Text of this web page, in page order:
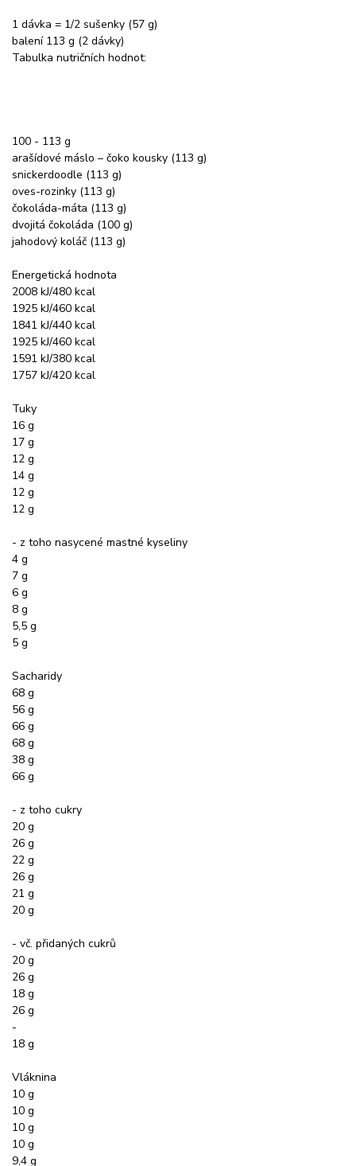
1 dávka = 1/2 sušenky (57 g)
balení 113 g (2 dávky)
Tabulka nutričních hodnot:
100 - 113 g
arašídové máslo – čoko kousky (113 g)
snickerdoodle (113 g)
oves-rozinky (113 g)
čokoláda-máta (113 g)
dvojitá čokoláda (100 g)
jahodový koláč (113 g)
Energetická hodnota
2008 kJ/480 kcal
1925 kJ/460 kcal
1841 kJ/440 kcal
1925 kJ/460 kcal
1591 kJ/380 kcal
1757 kJ/420 kcal
Tuky
16 g
17 g
12 g
14 g
12 g
12 g
- z toho nasycené mastné kyseliny
4 g
7 g
6 g
8 g
5,5 g
5 g
Sacharidy
68 g
56 g
66 g
68 g
38 g
66 g
- z toho cukry
20 g
26 g
22 g
26 g
21 g
20 g
- vč. přidaných cukrů
20 g
26 g
18 g
26 g
-
18 g
Vláknina
10 g
10 g
10 g
10 g
9,4 g